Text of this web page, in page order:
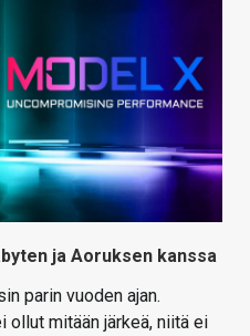
ja Aoruksen kanssa
parin vuoden ajan.
ollut mitään järkeä, niitä ei